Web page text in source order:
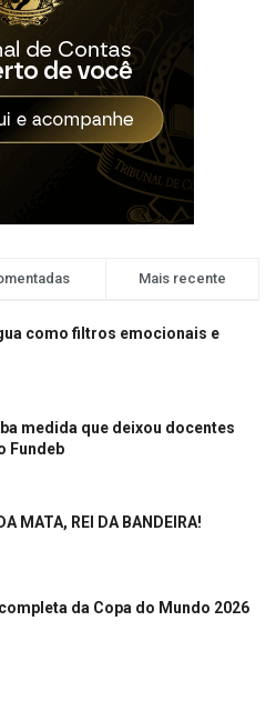
Mais recente
como filtros emocionais e
medida que deixou docentes
Fundeb
MATA, REI DA BANDEIRA!
da Copa do Mundo 2026